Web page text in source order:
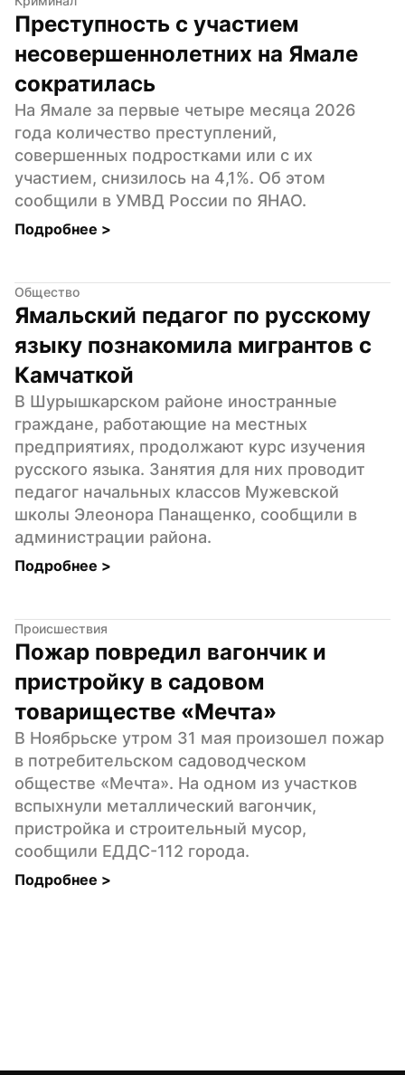
Преступность с участием
несовершеннолетних на Ямале
сократилась
На Ямале за первые четыре месяца 2026
года количество преступлений,
совершенных подростками или с их
участием, снизилось на 4,1%. Об этом
сообщили в УМВД России по ЯНАО.
Подробнее >
Общество
Ямальский педагог по русскому
языку познакомила мигрантов с
Камчаткой
В Шурышкарском районе иностранные
граждане, работающие на местных
предприятиях, продолжают курс изучения
русского языка. Занятия для них проводит
педагог начальных классов Мужевской
школы Элеонора Панащенко, сообщили в
администрации района.
Подробнее >
Происшествия
Пожар повредил вагончик и
пристройку в садовом
товариществе «Мечта»
В Ноябрьске утром 31 мая произошел пожар
в потребительском садоводческом
обществе «Мечта». На одном из участков
вспыхнули металлический вагончик,
пристройка и строительный мусор,
сообщили ЕДДС-112 города.
Подробнее >